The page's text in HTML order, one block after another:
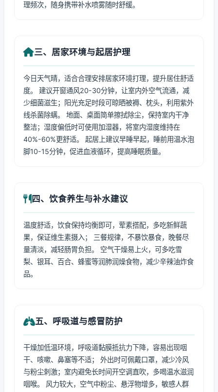
理频次，随身携带补水喷雾随时舒缓。
三、居家环境与起居护理
今日天气晴，适合合理安排居家环境打理，提升居住舒适
度。 建议开窗通风20-30分钟，让室内外空气流通，减
少细菌滋生；阳光充足时段可晾晒被褥、枕头，利用紫外
线杀菌除螨。 地面、桌面简单擦拭除尘，保持室内干净
整洁；湿度偏低时可使用加湿器，将室内湿度维持在
40%-60%更舒适。 起居上建议早睡早起，睡前用温水泡
脚10-15分钟，促进血液循环，提高睡眠质量。
四、饮食养生与补水建议
温度舒适，饮食保持均衡即可，荤素搭配，多吃新鲜蔬
果，保证维生素摄入； 三餐规律，不暴饮暴食，晚餐尽
量清淡，减轻肠胃负担。 空气干燥易上火，可多吃雪
梨、银耳、百合、蜂蜜等润肺润燥食物，减少辛辣油炸食
品。
五、呼吸道与感冒防护
干燥加低温环境，呼吸道黏膜抵抗力下降，容易出现咽
干、咳嗽、鼻塞等不适； 外出时可佩戴口罩，减少冷风
与粉尘刺激；室内避免长时间开空调直吹，多喝温水滋润
咽喉。 风力较大，空气中粉尘、悬浮物增多，敏感人群